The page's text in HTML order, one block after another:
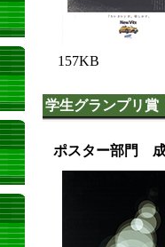
157KB
学生グランプリ賞
ポスター部門